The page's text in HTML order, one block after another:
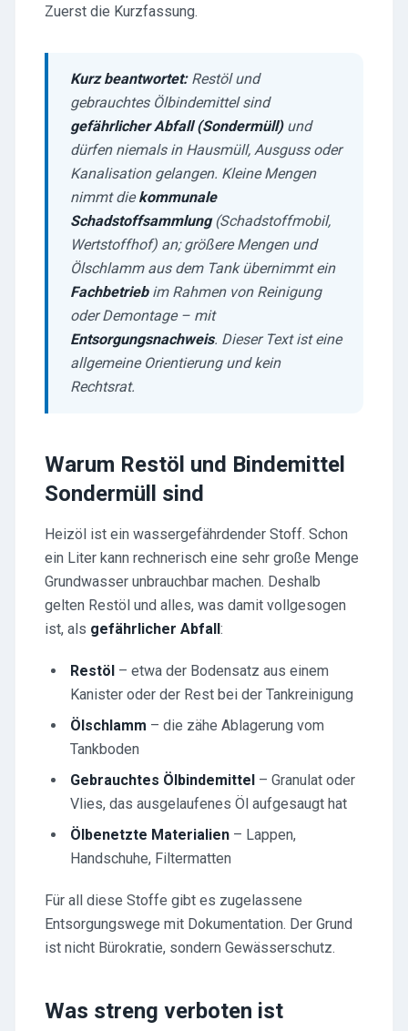
Zuerst die Kurzfassung.
Kurz beantwortet:Restöl und
gebrauchtes Ölbindemittel sind
gefährlicher Abfall (Sondermüll)und
dürfen niemals in Hausmüll, Ausguss oder
Kanalisation gelangen. Kleine Mengen
nimmt diekommunale
Schadstoffsammlung(Schadstoffmobil,
Wertstoffhof) an; größere Mengen und
Ölschlamm aus dem Tank übernimmt ein
Fachbetriebim Rahmen von Reinigung
oder Demontage – mit
Entsorgungsnachweis. Dieser Text ist eine
allgemeine Orientierung und kein
Rechtsrat.
Warum Restöl und Bindemittel
Sondermüll sind
Heizöl ist ein wassergefährdender Stoff. Schon
ein Liter kann rechnerisch eine sehr große Menge
Grundwasser unbrauchbar machen. Deshalb
gelten Restöl und alles, was damit vollgesogen
ist, als gefährlicher Abfall:
Restöl – etwa der Bodensatz aus einem
Kanister oder der Rest bei der Tankreinigung
Ölschlamm – die zähe Ablagerung vom
Tankboden
Gebrauchtes Ölbindemittel – Granulat oder
Vlies, das ausgelaufenes Öl aufgesaugt hat
Ölbenetzte Materialien – Lappen,
Handschuhe, Filtermatten
Für all diese Stoffe gibt es zugelassene
Entsorgungswege mit Dokumentation. Der Grund
ist nicht Bürokratie, sondern Gewässerschutz.
Was streng verboten ist